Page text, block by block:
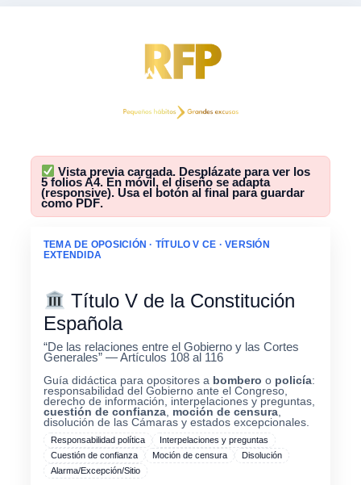
Vista previa cargada. Desplázate para ver los
5 folios A4. En móvil, el diseño se adapta
(responsive). Usa el botón al final paraguardar
como PDF.
TEMA DE OPOSICIÓN · TÍTULO V CE · VERSIÓN
EXTENDIDA
Título V de la Constitución
Española
“De las relaciones entre el Gobierno y las Cortes
Generales” — Artículos 108 al 116
Guía didáctica para opositores a bombero o policía:
responsabilidad del Gobierno ante el Congreso,
derecho de información, interpelaciones y preguntas,
cuestión de confianza, moción de censura,
disolución de las Cámaras y estados excepcionales.
Responsabilidad política
Interpelaciones y preguntas
Cuestión de confianza
Moción de censura
Disolución
Alarma/Excepción/Sitio